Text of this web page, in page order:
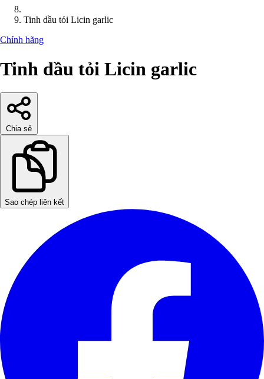
Tinh dầu tỏi Licin garlic
Chính hãng
Tinh dầu tỏi Licin garlic
Chia sẻ
Sao chép liên kết